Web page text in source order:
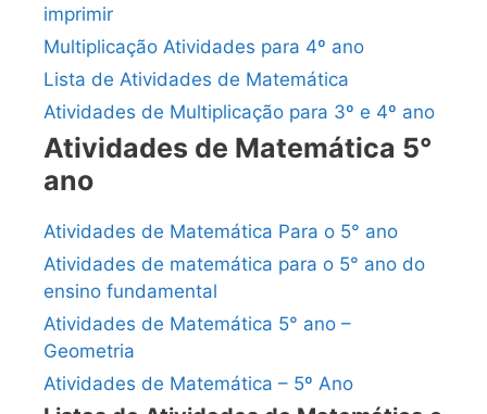
imprimir
Multiplicação Atividades para 4º ano
Lista de Atividades de Matemática
Atividades de Multiplicação para 3º e 4º ano
Atividades de Matemática 5°
ano
Atividades de Matemática Para o 5° ano
Atividades de matemática para o 5° ano do
ensino fundamental
Atividades de Matemática 5° ano –
Geometria
Atividades de Matemática – 5º Ano